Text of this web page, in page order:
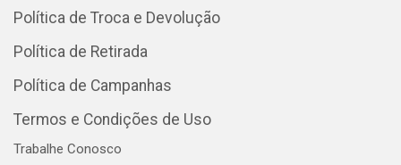
Política de Troca e Devolução
Política de Retirada
Política de Campanhas
Termos e Condições de Uso
Trabalhe Conosco